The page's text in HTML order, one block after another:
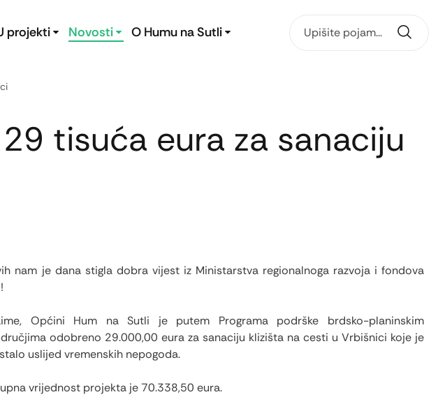
projekti Novosti O Humu na Sutli
tisuća eura za sanaciju
nam je dana stigla dobra vijest iz Ministarstva regionalnoga razvoja i fondova
Općini Hum na Sutli je putem Programa podrške brdsko-planinskim
odobreno 29.000,00 eura za sanaciju klizišta na cesti u Vrbišnici koje je
uslijed vremenskih nepogoda.
vrijednost projekta je 70.338,50 eura.